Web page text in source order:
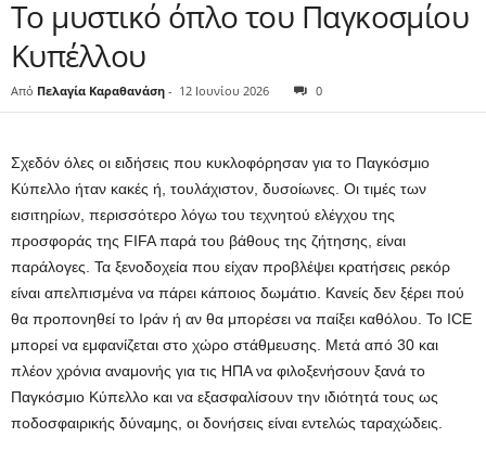
Το μυστικό όπλο του Παγκοσμίου
Κυπέλλου
Από Πελαγία Καραθανάση - 12 Ιουνίου 2026 0
Σχεδόν όλες οι ειδήσεις που κυκλοφόρησαν για το Παγκόσμιο
Κύπελλο ήταν κακές ή, τουλάχιστον, δυσοίωνες. Οι τιμές των
εισιτηρίων, περισσότερο λόγω του τεχνητού ελέγχου της
προσφοράς της FIFA παρά του βάθους της ζήτησης, είναι
παράλογες. Τα ξενοδοχεία που είχαν προβλέψει κρατήσεις ρεκόρ
είναι απελπισμένα να πάρει κάποιος δωμάτιο. Κανείς δεν ξέρει πού
θα προπονηθεί το Ιράν ή αν θα μπορέσει να παίξει καθόλου. Το ICE
μπορεί να εμφανίζεται στο χώρο στάθμευσης. Μετά από 30 και
πλέον χρόνια αναμονής για τις ΗΠΑ να φιλοξενήσουν ξανά το
Παγκόσμιο Κύπελλο και να εξασφαλίσουν την ιδιότητά τους ως
ποδοσφαιρικής δύναμης, οι δονήσεις είναι εντελώς ταραχώδεις.